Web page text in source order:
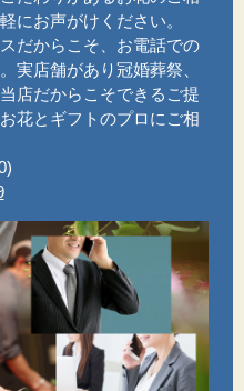
にお声がけください。
だからこそ、お電話での
実店舗があり冠婚葬祭、
店だからこそできるご提
花とギフトのプロにご相